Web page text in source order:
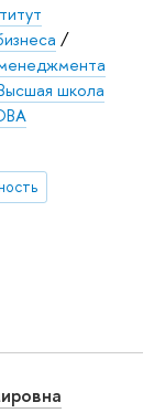
/
школа